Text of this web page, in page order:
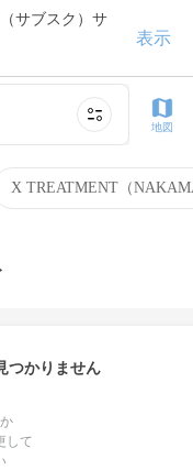
サブスク）サ
表示
X TREATMENT（
地図
つかりません
して